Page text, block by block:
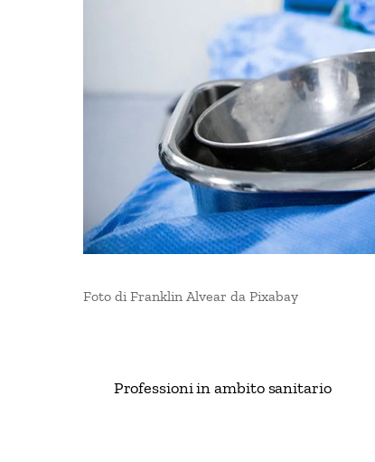
Foto di Franklin Alvear da Pixabay
Professioni in ambito sanitario